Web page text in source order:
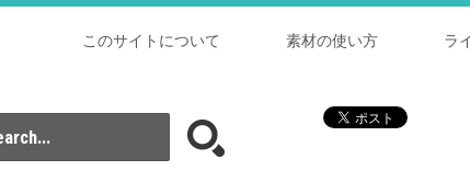
ラ
素材の使い方
このサイトについて